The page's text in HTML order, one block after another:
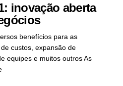
inovação aberta
benefícios para as
custos, expansão de
equipes e muitos outros As